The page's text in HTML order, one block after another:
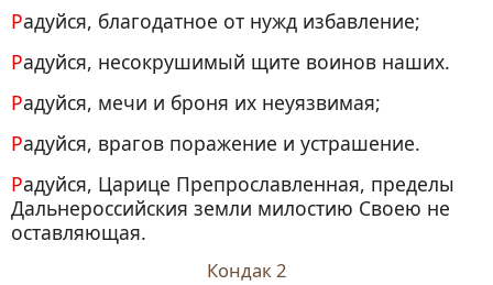
Радуйся, благодатное от нужд избавление;
Радуйся, несокрушимый щите воинов наших.
Радуйся, мечи и броня их неуязвимая;
Радуйся, врагов поражение и устрашение.
Радуйся, Царице Препрославленная, пределы
Дальнероссийския земли милостию Своею не
оставляющая.
Кондак 2